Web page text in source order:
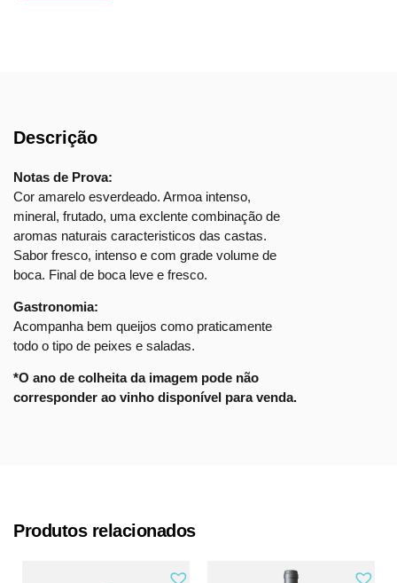
Descrição
Notas de Prova:
Cor amarelo esverdeado. Armoa intenso,
mineral, frutado, uma exclente combinação de
aromas naturais caracteristicos das castas.
Sabor fresco, intenso e com grade volume de
boca. Final de boca leve e fresco.
Gastronomia:
Acompanha bem queijos como praticamente
todo o tipo de peixes e saladas.
*O ano de colheita da imagem pode não
corresponder ao vinho disponível para venda.
Produtos relacionados